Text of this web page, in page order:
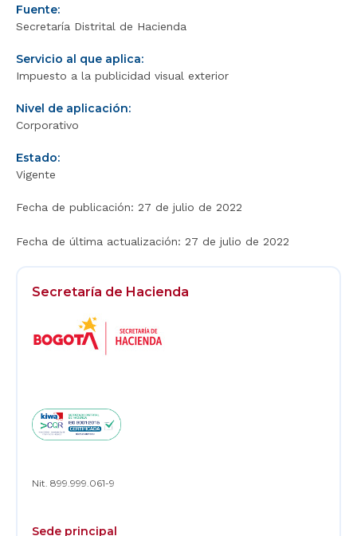
Fuente:
Secretaría Distrital de Hacienda
Servicio al que aplica:
Impuesto a la publicidad visual exterior
Nivel de aplicación:
Corporativo
Estado:
Vigente
Fecha de publicación: 27 de julio de 2022
Fecha de última actualización: 27 de julio de 2022
Secretaría de Hacienda
Nit. 899.999.061-9
Sede principal